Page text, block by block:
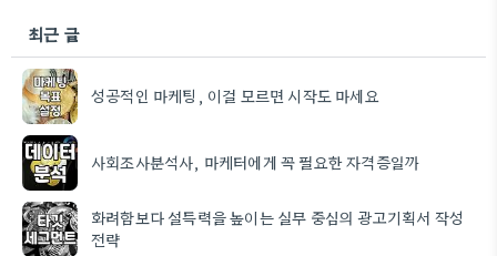
최근 글
성공적인 마케팅, 이걸 모르면 시작도 마세요
사회조사분석사, 마케터에게 꼭 필요한 자격증일까
화려함보다 설득력을 높이는 실무 중심의 광고기획서 작성
전략